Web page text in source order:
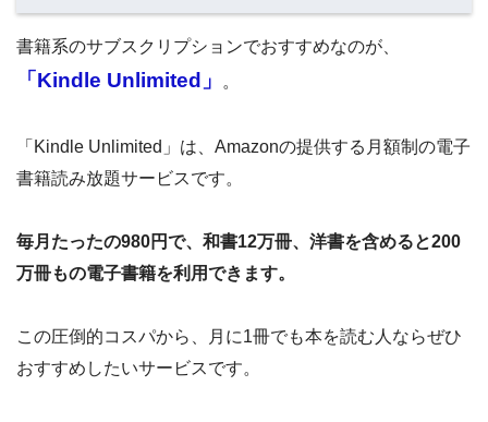
書籍系のサブスクリプションでおすすめなのが、
「Kindle Unlimited」 。
「Kindle Unlimited」は、Amazonの提供する月額制の電子
書籍読み放題サービスです。
毎月たったの980円で、和書12万冊、洋書を含めると200
万冊もの電子書籍を利用できます。
この圧倒的コスパから、月に1冊でも本を読む人ならぜひ
おすすめしたいサービスです。